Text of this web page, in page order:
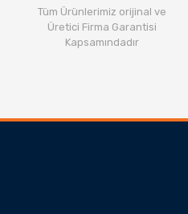
Tüm Ürünlerimiz orijinal ve
Üretici Firma Garantisi
Kapsamındadır